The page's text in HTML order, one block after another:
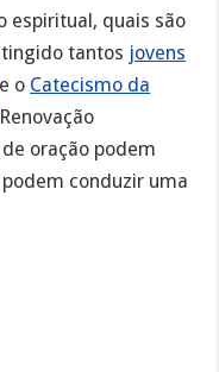
espiritual, quais são
tantos jovens
e o Catecismo da
oração podem
conduzir uma